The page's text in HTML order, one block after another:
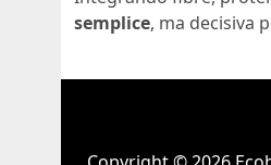
semplice, ma decisiva